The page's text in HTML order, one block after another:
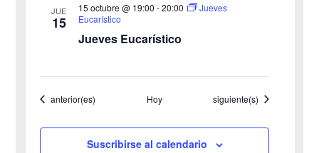
e
v
JUE
15
Jueves Eucarístico
15 octubre @ 19:00 -20:00
Jueves
Eucarístico
Eventos
anterior(es) Hoy Eventos
siguiente(s)
Suscribirse al calendario